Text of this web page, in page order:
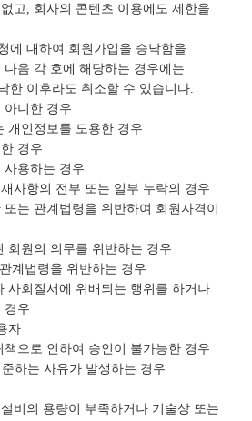
고, 회사의 콘텐츠 이용에도 제한을
에 대하여 회원가입을 승낙함을
음 각 호에 해당하는 경우에는
한 이후라도 취소할 수 있습니다.
아니한 경우
개인정보를 도용한 경우
경우
사용하는 경우
사항의 전부 또는 일부 누락의 경우
는 관계법령을 위반하여 회원자격이
회원의 의무를 위반하는 경우
계법령을 위반하는 경우
사회질서에 위배되는 행위를 하거나
경우
자
책으로 인하여 승인이 불가능한 경우
하는 사유가 발생하는 경우
비의 용량이 부족하거나 기술상 또는